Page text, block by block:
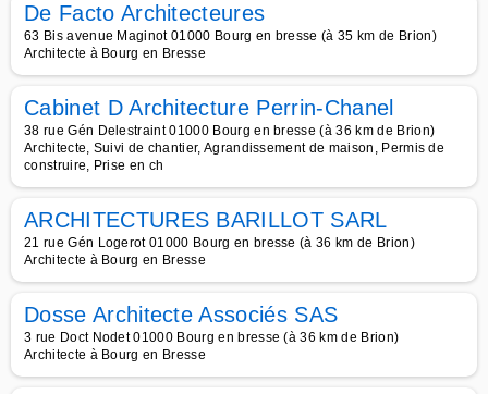
De Facto Architecteures
63 Bis avenue Maginot 01000 Bourg en bresse (à 35 km de Brion)
Architecte à Bourg en Bresse
Cabinet D Architecture Perrin-Chanel
38 rue Gén Delestraint 01000 Bourg en bresse (à 36 km de Brion)
Architecte, Suivi de chantier, Agrandissement de maison, Permis de
construire, Prise en ch
ARCHITECTURES BARILLOT SARL
21 rue Gén Logerot 01000 Bourg en bresse (à 36 km de Brion)
Architecte à Bourg en Bresse
Dosse Architecte Associés SAS
3 rue Doct Nodet 01000 Bourg en bresse (à 36 km de Brion)
Architecte à Bourg en Bresse